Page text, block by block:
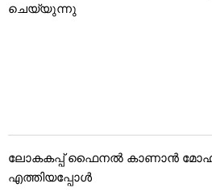
ചെയ്യുന്നു
ലോകകപ്പ് ഫൈനൽ കാണാൻ
എത്തിയപ്പോൾ